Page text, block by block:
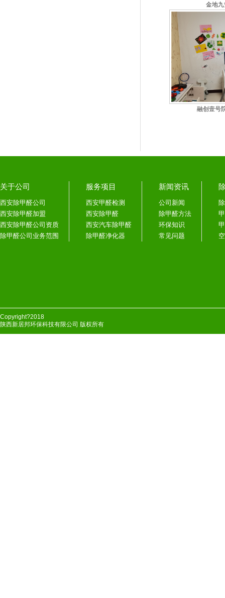
金地
融创壹号
关于公司
西安除甲醛公司
西安除甲醛加盟
西安除甲醛公司资质
除甲醛公司业务范围
服务项目
西安甲醛检测
西安除甲醛
西安汽车除甲醛
除甲醛净化器
新闻资讯
公司新闻
除甲醛方法
环保知识
常见问题
Copyright?2018
陕西新居邦环保科技有限公司 版权所有